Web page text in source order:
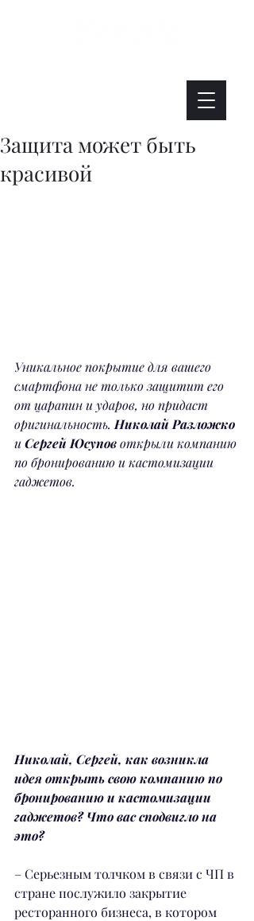
Защита может быть
красивой
Уникальное покрытие для вашего
смартфона не только защитит его
от царапин и ударов, но придаст
оригинальность. Николай Разложко
и Сергей Юсупов открыли компанию
по бронированию и кастомизации
гаджетов.
Николай, Сергей, как возникла
идея открыть свою компанию по
бронированию и кастомизации
гаджетов? Что вас сподвигло на
это?
– Серьезным толчком в связи с ЧП в
стране послужило закрытие
ресторанного бизнеса, в котором